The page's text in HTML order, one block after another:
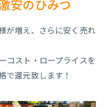
安のひみつ
が増え、さらに安く売れ
コスト・ロープライスを
で還元致します！